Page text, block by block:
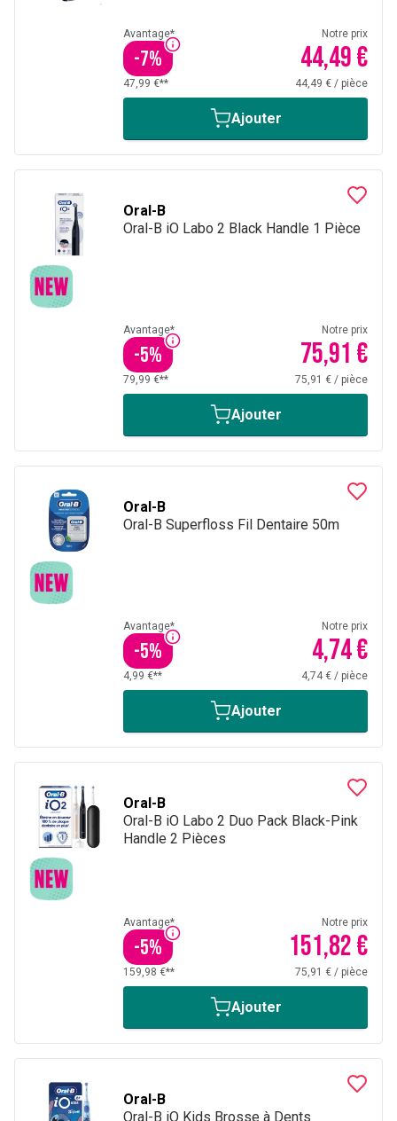
Avantage*
-7%
Notre prix
44,49 €
47,99 €** 44,49 € / pièce
Ajouter
Oral-B
Oral-B iO Labo 2 Black Handle 1 Pièce
Avantage*
-5%
Notre prix
75,91 €
79,99 €** 75,91 € / pièce
Ajouter
Oral-B
Oral-B Superfloss Fil Dentaire 50m
Avantage*
-5%
Notre prix
4,74 €
4,99 €** 4,74 € / pièce
Ajouter
Oral-B
Oral-B iO Labo 2 Duo Pack Black-Pink
Handle 2 Pièces
Avantage*
-5%
Notre prix
151,82 €
159,98 €** 75,91 € / pièce
Ajouter
Oral-B
Oral-B iO Kids Brosse à Dents